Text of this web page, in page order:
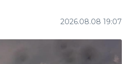
2026.08.08 19:07